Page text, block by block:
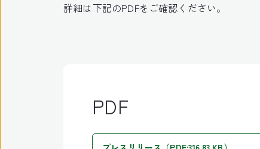
詳細は下記のPDFをご確認ください。
PDF